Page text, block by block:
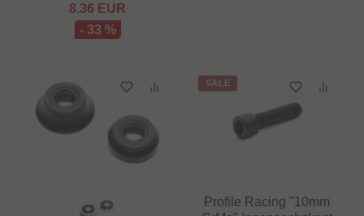
8.36 EUR
- 33 %
SALE
Profile Racing "10mm